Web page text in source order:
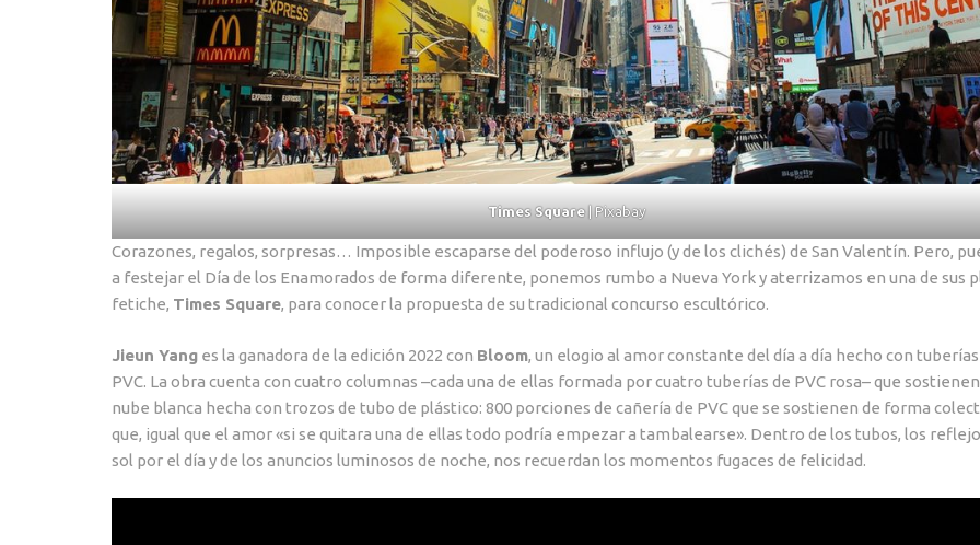
Times Square| Pixabay
Corazones, regalos, sorpresas… Imposible escaparse del poderoso influjo (y de los clichés) de San Valentín. Pero,
a festejar el Día de los Enamorados de forma diferente, ponemos rumbo a Nueva York y aterrizamos en una de sus
fetiche, Times Square, para conocer la propuesta de su tradicional concurso escultórico.
Jieun Yang es la ganadora de la edición 2022 con Bloom, un elogio al amor constante del día a día hecho con tuberías
PVC. La obra cuenta con cuatro columnas –cada una de ellas formada por cuatro tuberías de PVC rosa– que
nube blanca hecha con trozos de tubo de plástico: 800 porciones de cañería de PVC que se sostienen de forma
que, igual que el amor «si se quitara una de ellas todo podría empezar a tambalearse». Dentro de los tubos, los
sol por el día y de los anuncios luminosos de noche, nos recuerdan los momentos fugaces de felicidad.